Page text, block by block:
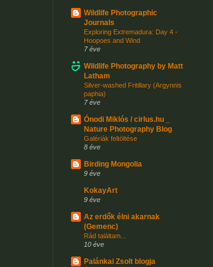
Wildlife Photographic
Journals
Exploring Extremadura: Day 4 -
Hoopoes and Wind
7 éve
Wildlife Photography by Matt
Latham
Silver-washed Fritillary (Argynnis
paphia)
7 éve
Ónodi Miklós / cirlus.hu _
Nature Photography Blog
Galériák feltöltése
8 éve
Birding Mongolia
9 éve
KokayArt
9 éve
Az erdők élni akarnak
(Gemenc)
Rád találtam...
10 éve
Palánkai Zsolt blogja